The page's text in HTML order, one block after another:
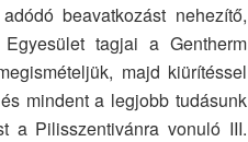
beavatkozást nehezítő,
tagjai a Gentherm
majd kiürítéssel
mindent a legjobb tudásunk
a Pilisszentivánra vonuló III.